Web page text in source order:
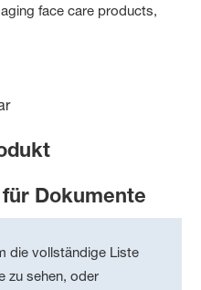
face care products,
Dokumente
die vollständige Liste
zu sehen, oder